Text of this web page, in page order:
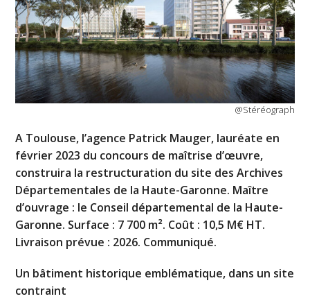
@Stéréograph
A Toulouse, l’agence Patrick Mauger, lauréate en
février 2023 du concours de maîtrise d’œuvre,
construira la restructuration du site des Archives
Départementales de la Haute-Garonne. Maître
d’ouvrage : le Conseil départemental de la Haute-
Garonne. Surface : 7 700 m². Coût : 10,5 M€ HT.
Livraison prévue : 2026. Communiqué.
Un bâtiment historique emblématique, dans un site
contraint